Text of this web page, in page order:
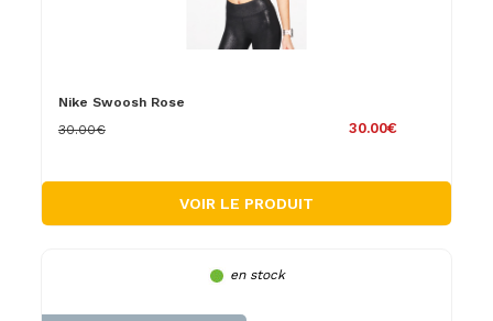
Nike Swoosh Rose
30.00€
30.00€
VOIR LE PRODUIT
en stock